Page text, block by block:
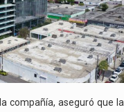
compañía, aseguró que la